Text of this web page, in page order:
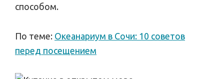
способом.
По теме: Океанариум в Сочи: 10 советов
перед посещением